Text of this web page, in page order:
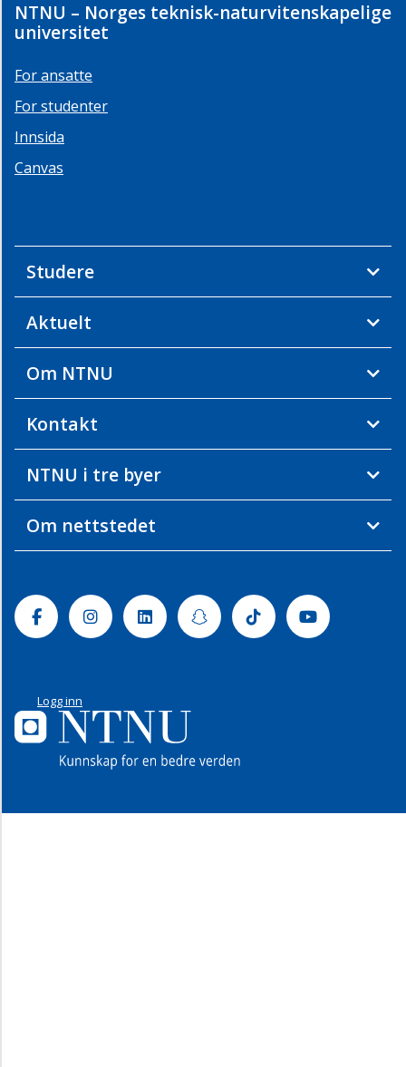
NTNU – Norges teknisk-naturvitenskapelige
universitet
For ansatte
For studenter
Innsida
Canvas
Studere
Aktuelt
Om NTNU
Kontakt
NTNU i tre byer
Om nettstedet
FacebookInstagramLinkedinSnapchatTiktok Youtube
Logg inn